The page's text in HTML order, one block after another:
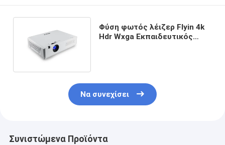
Φύση φωτός λέιζερ Flyin 4k
Hdr Wxga Εκπαιδευτικός
Να συνεχίσει
Συνιστώμενα Προϊόντα